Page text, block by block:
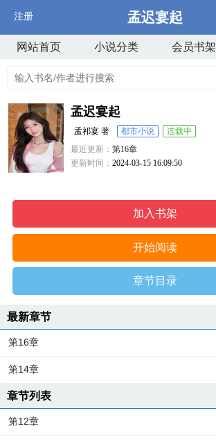
注册 孟迟宴起
网站首页 小说分类 会员书架
孟迟宴起
孟祁宴 著 都市小说
连载中
最近更新：第16章
更新时间：2024-03-15 16:09:50
加入书架
开始阅读
章节目录
最新章节
第16章
第14章
章节列表
第12章